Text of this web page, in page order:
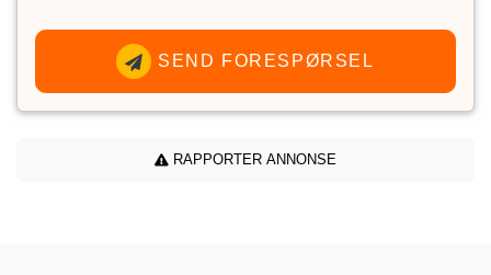
SEND FORESPØRSEL
RAPPORTER ANNONSE